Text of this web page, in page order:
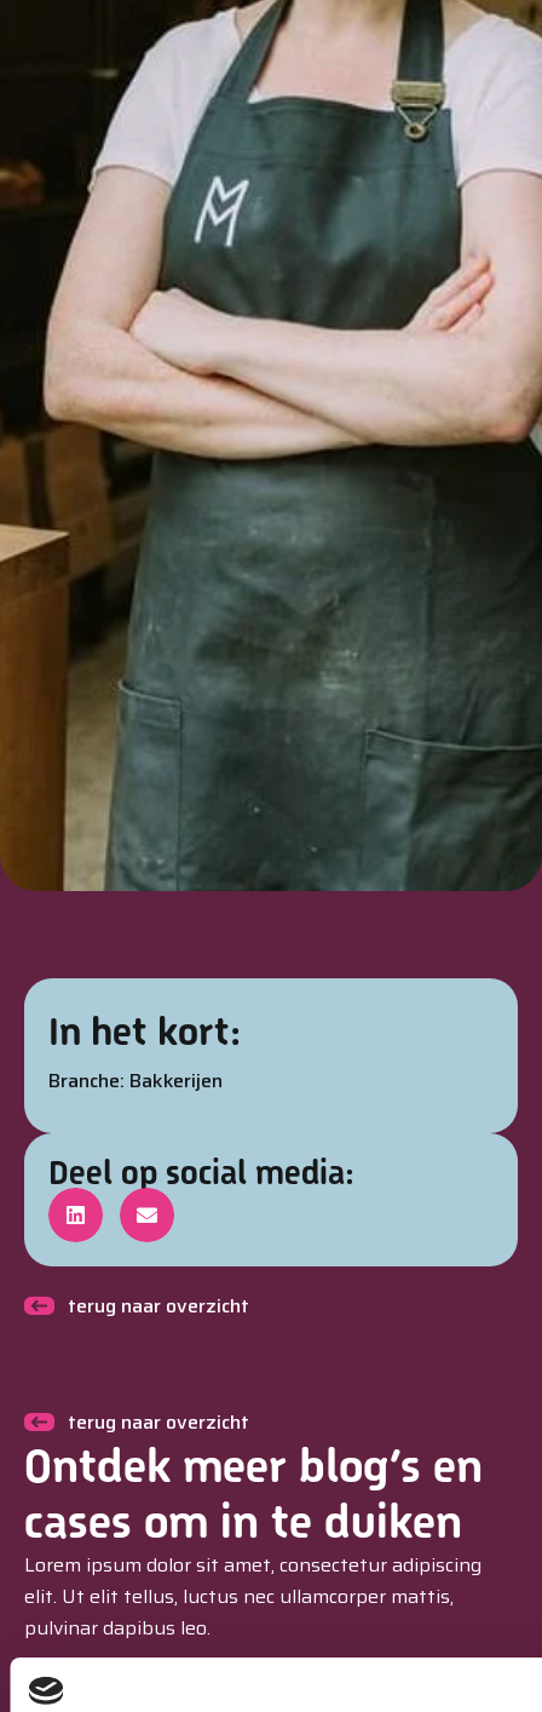
terug naar overzicht
In het kort:
Branche: Bakkerijen
Deel op social media:
terug naar overzicht
Ontdek meer blog’s en
cases om in te duiken
Lorem ipsum dolor sit amet, consectetur adipiscing
elit. Ut elit tellus, luctus nec ullamcorper mattis,
pulvinar dapibus leo.
Bekijk alle artikelen